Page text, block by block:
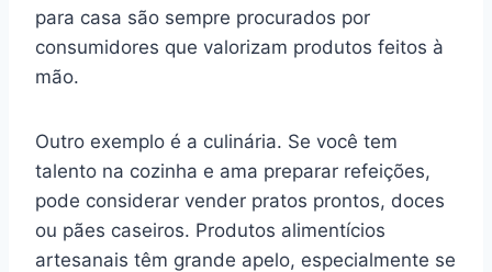
para casa são sempre procurados por
consumidores que valorizam produtos feitos à
mão.
Outro exemplo é a culinária. Se você tem
talento na cozinha e ama preparar refeições,
pode considerar vender pratos prontos, doces
ou pães caseiros. Produtos alimentícios
artesanais têm grande apelo, especialmente se